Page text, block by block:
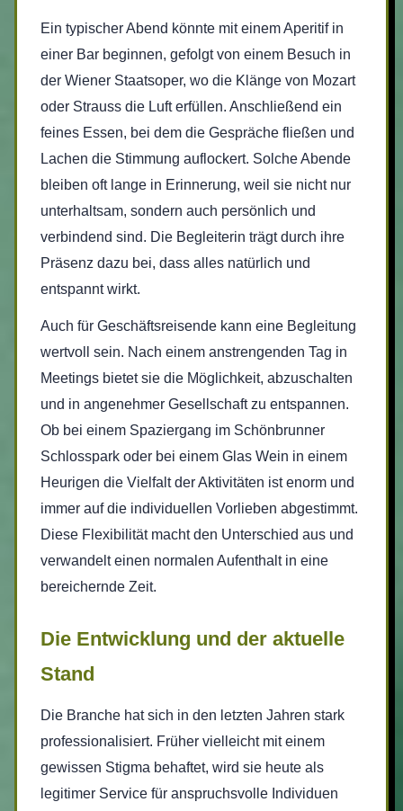
Ein typischer Abend könnte mit einem Aperitif in
einer Bar beginnen, gefolgt von einem Besuch in
der Wiener Staatsoper, wo die Klänge von Mozart
oder Strauss die Luft erfüllen. Anschließend ein
feines Essen, bei dem die Gespräche fließen und
Lachen die Stimmung auflockert. Solche Abende
bleiben oft lange in Erinnerung, weil sie nicht nur
unterhaltsam, sondern auch persönlich und
verbindend sind. Die Begleiterin trägt durch ihre
Präsenz dazu bei, dass alles natürlich und
entspannt wirkt.
Auch für Geschäftsreisende kann eine Begleitung
wertvoll sein. Nach einem anstrengenden Tag in
Meetings bietet sie die Möglichkeit, abzuschalten
und in angenehmer Gesellschaft zu entspannen.
Ob bei einem Spaziergang im Schönbrunner
Schlosspark oder bei einem Glas Wein in einem
Heurigen die Vielfalt der Aktivitäten ist enorm und
immer auf die individuellen Vorlieben abgestimmt.
Diese Flexibilität macht den Unterschied aus und
verwandelt einen normalen Aufenthalt in eine
bereichernde Zeit.
Die Entwicklung und der aktuelle
Stand
Die Branche hat sich in den letzten Jahren stark
professionalisiert. Früher vielleicht mit einem
gewissen Stigma behaftet, wird sie heute als
legitimer Service für anspruchsvolle Individuen